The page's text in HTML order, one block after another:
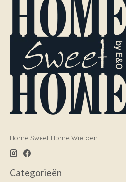
Home Sweet Home Wierden
Categorieën